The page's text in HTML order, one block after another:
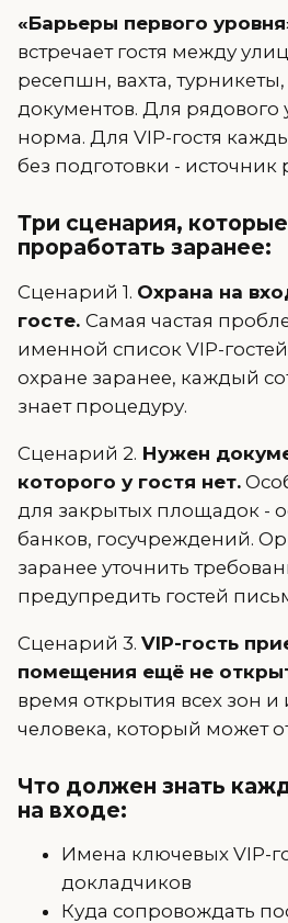
«Барьеры первого
встречает гостя между
ресепшн, вахта,
документов. Для рядового
норма. Для VIP-гостя
без подготовки - источник
Три сценария,
проработать заранее:
Сценарий 1. Охрана на
госте. Самая частая
именной список VIP-
охране заранее, каждый
знает процедуру.
Сценарий 2. Нужен
которого у гостя нет.
для закрытых площадок -
банков, госучреждений.
заранее уточнить
предупредить гостей
Сценарий 3. VIP-гость
помещения ещё не
время открытия всех зон и
человека, который может
Что должен знать
на входе:
Имена ключевых VIP-
докладчиков
Куда сопровождать